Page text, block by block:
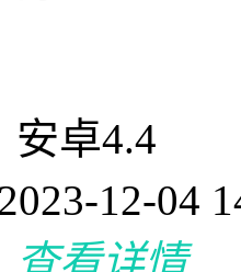
安卓4.4
12-04
查看详情